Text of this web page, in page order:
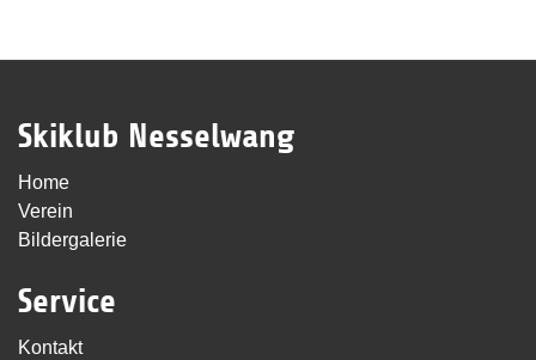
Skiklub Nesselwang
Home
Verein
Bildergalerie
Service
Kontakt